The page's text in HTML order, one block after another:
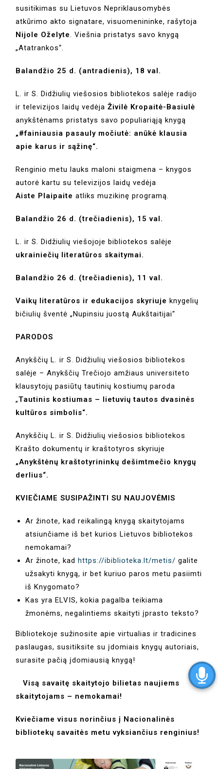
susitikimas su Lietuvos Nepriklausomybės
atkūrimo akto signatare, visuomenininke, rašytoja
Nijole Oželyte. Viešnia pristatys savo knygą
„Atatrankos“.
Balandžio 25 d. (antradienis), 18 val.
L. ir S. Didžiulių viešosios bibliotekos salėje radijo
ir televizijos laidų vedėjaŽivilė Kropaitė-Basiulė
anykštėnams pristatys savo populiariąją knygą
„#fainiausia pasauly močiutė: anūkė klausia
apie karus ir sąžinę“.
Renginio metu lauks maloni staigmena – knygos
autorė kartu su televizijos laidų vedėja
Aiste Plaipaite atliks muzikinę programą.
Balandžio 26 d. (trečiadienis), 15 val.
L. ir S. Didžiulių viešojoje bibliotekos salėje
ukrainiečių literatūros skaitymai.
Balandžio 26 d. (trečiadienis), 11 val.
Vaikų literatūros ir edukacijos skyriujeknygelių
bičiulių šventė „Nupinsiu juostą Aukštaitijai“
PARODOS
Anykščių L. ir S. Didžiulių viešosios bibliotekos
salėje – Anykščių Trečiojo amžiaus universiteto
klausytojų pasiūtų tautinių kostiumų paroda
„Tautinis kostiumas – lietuvių tautos dvasinės
kultūros simbolis“.
Anykščių L. ir S. Didžiulių viešosios bibliotekos
Krašto dokumentų ir kraštotyros skyriuje
„Anykštėnų kraštotyrininkų dešimtmečio knygų
derlius“.
KVIEČIAME SUSIPAŽINTI SU NAUJOVĖMIS
Ar žinote, kad reikalingą knygą skaitytojams
atsiunčiame iš bet kurios Lietuvos bibliotekos
nemokamai?
Ar žinote, kadhttps://ibiblioteka.lt/metis/ galite
užsakyti knygą, ir bet kuriuo paros metu pasiimti
iš Knygomato?
Kas yra ELVIS, kokia pagalba teikiama
žmonėms, negalintiems skaityti įprasto teksto?
Bibliotekoje sužinosite apie virtualias ir tradicines
paslaugas, susitiksite su įdomiais knygų autoriais,
surasite pačią įdomiausią knygą!
Visą savaitę skaitytojo bilietas naujiems
skaitytojams – nemokamai!
Kviečiame visus norinčius į Nacionalinės
bibliotekų savaitės metu vyksiančius renginius!